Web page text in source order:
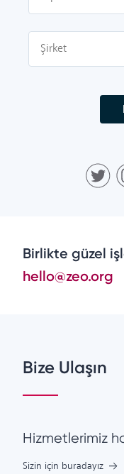
Birlikte güzel
hello@zeo.org
Bize Ulaşın
Hizmetlerimiz
Sizin için buradayız